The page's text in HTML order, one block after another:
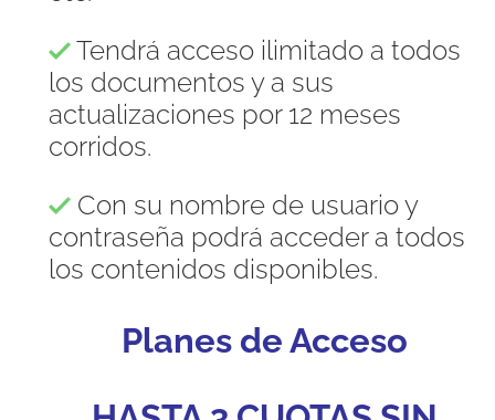
Tendrá acceso ilimitado a todos
los documentos y a sus
actualizaciones por 12 meses
corridos.
Con su nombre de usuario y
contraseña podrá acceder a todos
los contenidos disponibles.
Planes de Acceso